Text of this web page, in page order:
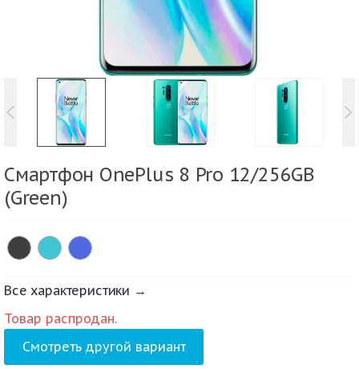
Смартфон OnePlus 8 Pro 12/256GB
(Green)
Все характеристики →
Товар распродан.
Смотреть другой вариант